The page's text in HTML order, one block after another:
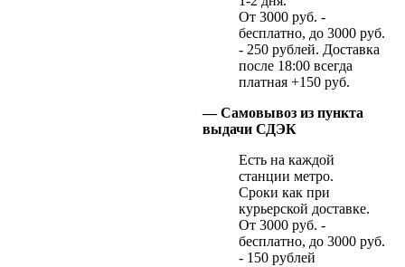
От 3000 руб. -
бесплатно, до 3000 руб.
- 250 рублей. Доставка
после 18:00 всегда
платная +150 руб.
— Самовывоз из пункта
выдачи СДЭК
Есть на каждой
станции метро.
Сроки как при
курьерской доставке.
От 3000 руб. -
бесплатно, до 3000 руб.
- 150 рублей